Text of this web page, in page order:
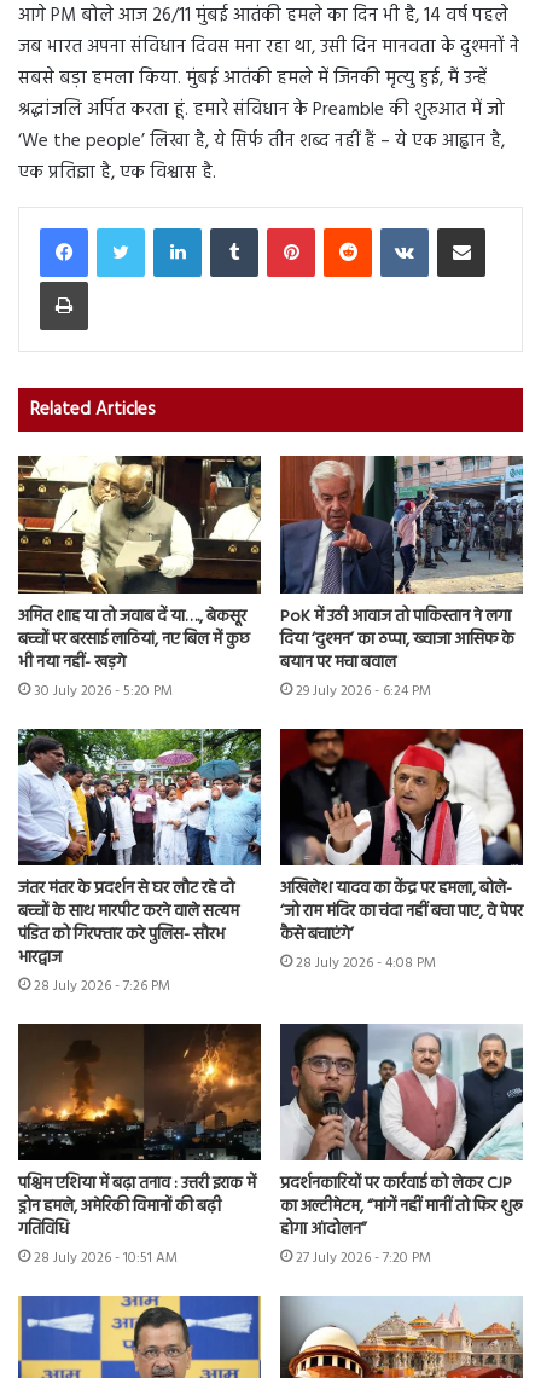
आगे PM बोले आज 26/11 मुंबई आतंकी हमले का दिन भी है, 14 वर्ष पहले
जब भारत अपना संविधान दिवस मना रहा था, उसी दिन मानवता के दुश्मनों ने
सबसे बड़ा हमला किया. मुंबई आतंकी हमले में जिनकी मृत्यु हुई, मैं उन्हें
श्रद्धांजलि अर्पित करता हूं. हमारे संविधान के Preamble की शुरुआत में जो
‘We the people’ लिखा है, ये सिर्फ तीन शब्द नहीं हैं – ये एक आह्वान है,
एक प्रतिज्ञा है, एक विश्वास है.
LinkedInTumblr PinterestReddit VKontakteShare via Email
Print
Related Articles
अमित शाह या तो जवाब दें या…., बेकसूर
बच्चों पर बरसाई लाठियां, नए बिल में कुछ
भी नया नहीं- खड़गे
30 July 2026 - 5:20 PM
PoK में उठी आवाज तो पाकिस्तान ने लगा
दिया ‘दुश्मन’ का ठप्पा, ख्वाजा आसिफ के
बयान पर मचा बवाल
29 July 2026 - 6:24 PM
जंतर मंतर के प्रदर्शन से घर लौट रहे दो
बच्चों के साथ मारपीट करने वाले सत्यम
पंडित को गिरफ्तार करे पुलिस- सौरभ
भारद्वाज
28 July 2026 - 7:26 PM
अखिलेश यादव का केंद्र पर हमला, बोले-
‘जो राम मंदिर का चंदा नहीं बचा पाए, वे पेपर
कैसे बचाएंगे’
28 July 2026 - 4:08 PM
पश्चिम एशिया में बढ़ा तनाव : उत्तरी इराक में
ड्रोन हमले, अमेरिकी विमानों की बढ़ी
गतिविधि
28 July 2026 - 10:51 AM
प्रदर्शनकारियों पर कार्रवाई को लेकर CJP
का अल्टीमेटम, “मांगें नहीं मानीं तो फिर शुरू
होगा आंदोलन”
27 July 2026 - 7:20 PM